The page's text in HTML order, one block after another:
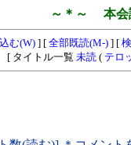
～＊～ 本会
む(W)] [ 全部既読(M-)] [
[ タイトル一覧 未読( テロ